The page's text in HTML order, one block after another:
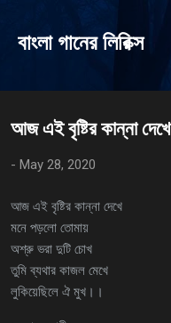
বাংলা গানের লিরিক্স
আজ এই বৃষ্টির কান্না দেখে
- May 28, 2020
আজ এই বৃষ্টির কান্না দেখে
মনে পড়লো তোমায়
অশ্রু ভরা দুটি চোখ
তুমি ব্যথার কাজল মেখে
লুকিয়েছিলে ঐ মুখ।।